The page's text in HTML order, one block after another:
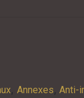
, Annexes, Anti-